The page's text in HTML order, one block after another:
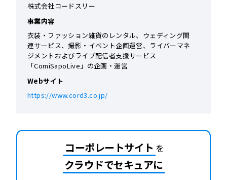
株式会社コードスリー
事業内容
衣装・ファッション雑貨のレンタル、ウェディング関
連サービス、撮影・イベント企画運営、ライバーマネ
ジメントおよびライブ配信者支援サービス
「ComiSapoLive」の企画・運営
Webサイト
https://www.cord3.co.jp/
コーポレートサイト を
クラウドでセキュアに